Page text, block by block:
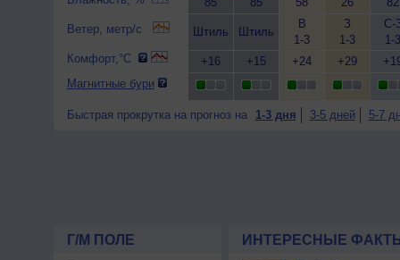
Ветер, метр/с
Комфорт,°C
Магнитные бури
Штиль
+16
Штиль
+15
В
1-3
+24
З
1-3
+29
С-
1-3
Быстрая прокрутка на прогноз на 1-3 дня 3-5 дней 5-7
Г/М ПОЛЕ ИНТЕРЕСНЫЕ